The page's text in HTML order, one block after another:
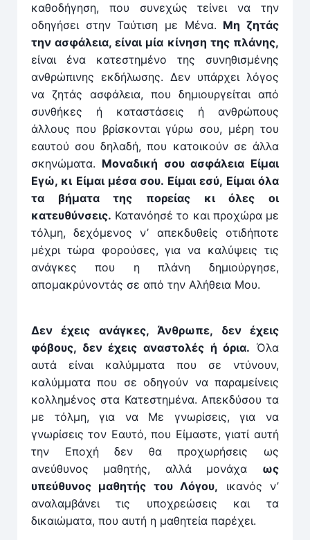
καθοδήγη­ση, που συνεχώς τείνει να την
οδηγήσει στην Ταύτιση με Μένα. Μη ζητάς
την ασφάλεια, είναι μία κίνηση της πλάνης,
είναι ένα κατεστημένο της συνηθισμένης
ανθρώπινης εκδήλωσης. Δεν υπάρχει λόγος
να ζητάς ασφάλεια, που δημιουργείται από
συνθήκες ή καταστάσεις ή ανθρώπους
άλλους που βρίσκονται γύρω σου, μέρη του
εαυτού σου δηλαδή, που κατοικούν σε άλλα
σκηνώματα. Μοναδική σου ασφάλεια Είμαι
Εγώ, κι ­Είμαι μέσα σου. Είμαι εσύ, Είμαι όλα
τα βήματα της πορείας κι όλες οι
κατευθύνσεις. Κατανόησέ το και προχώρα με
τόλμη, δεχόμενος ν’ απεκδυθείς οτιδήποτε
μέχρι τώρα φορούσες, για να καλύψεις τις
ανάγκες που η πλάνη δημιούργησε,
απομακρύνοντάς σε από την Αλήθεια Μου.
Δεν έχεις ανάγκες, Άνθρωπε, δεν έχεις
φόβους, δεν έχεις αναστολές ή όρια. Όλα
αυτά είναι καλύμματα που σε ντύνουν,
καλύμματα που σε οδηγούν να παραμείνεις
κολλημένος στα Κατεστημένα. Απεκδύσου τα
με τόλμη, για να Με γνωρίσεις, για να
γνωρίσεις τον Εαυτό, που Είμαστε, γιατί αυτή
την Εποχή δεν θα προχωρήσεις ως
ανεύθυνος μαθητής, αλλά μονάχα ως
υπεύθυνος μαθητής του Λόγου, ικανός ν’
αναλαμβάνει τις υποχρεώσεις και τα
δικαιώματα, που αυτή η μαθητεία παρέχει.